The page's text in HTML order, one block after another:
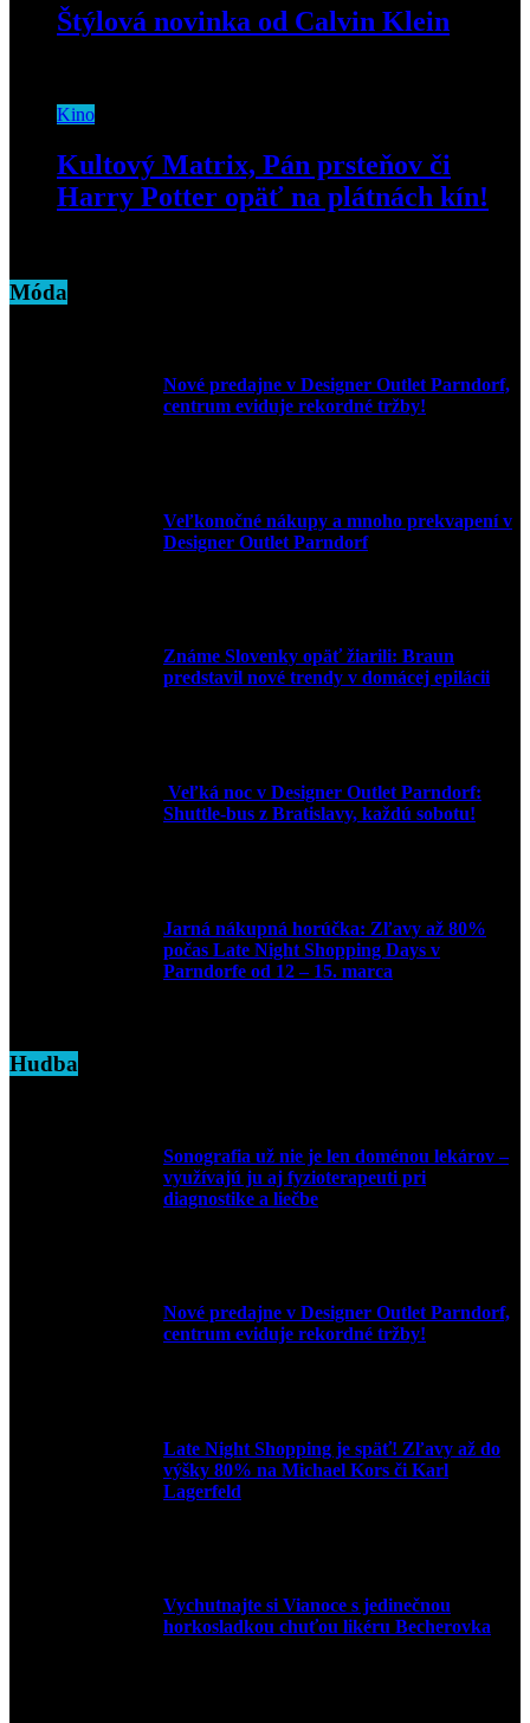
Štýlová novinka od Calvin Klein
Kino
Kultový Matrix, Pán prsteňov či
Harry Potter opäť na plátnách kín!
Móda
Nové predajne v Designer Outlet Parndorf,
centrum eviduje rekordné tržby!
Veľkonočné nákupy a mnoho prekvapení v
Designer Outlet Parndorf
Známe Slovenky opäť žiarili: Braun
predstavil nové trendy v domácej epilácii
Veľká noc v Designer Outlet Parndorf:
Shuttle-bus z Bratislavy, každú sobotu!
Jarná nákupná horúčka: Zľavy až 80%
počas Late Night Shopping Days v
Parndorfe od 12 – 15. marca
Hudba
Sonografia už nie je len doménou lekárov –
využívajú ju aj fyzioterapeuti pri
diagnostike a liečbe
Nové predajne v Designer Outlet Parndorf,
centrum eviduje rekordné tržby!
Late Night Shopping je späť! Zľavy až do
výšky 80% na Michael Kors či Karl
Lagerfeld
Vychutnajte si Vianoce s jedinečnou
horkosladkou chuťou likéru Becherovka